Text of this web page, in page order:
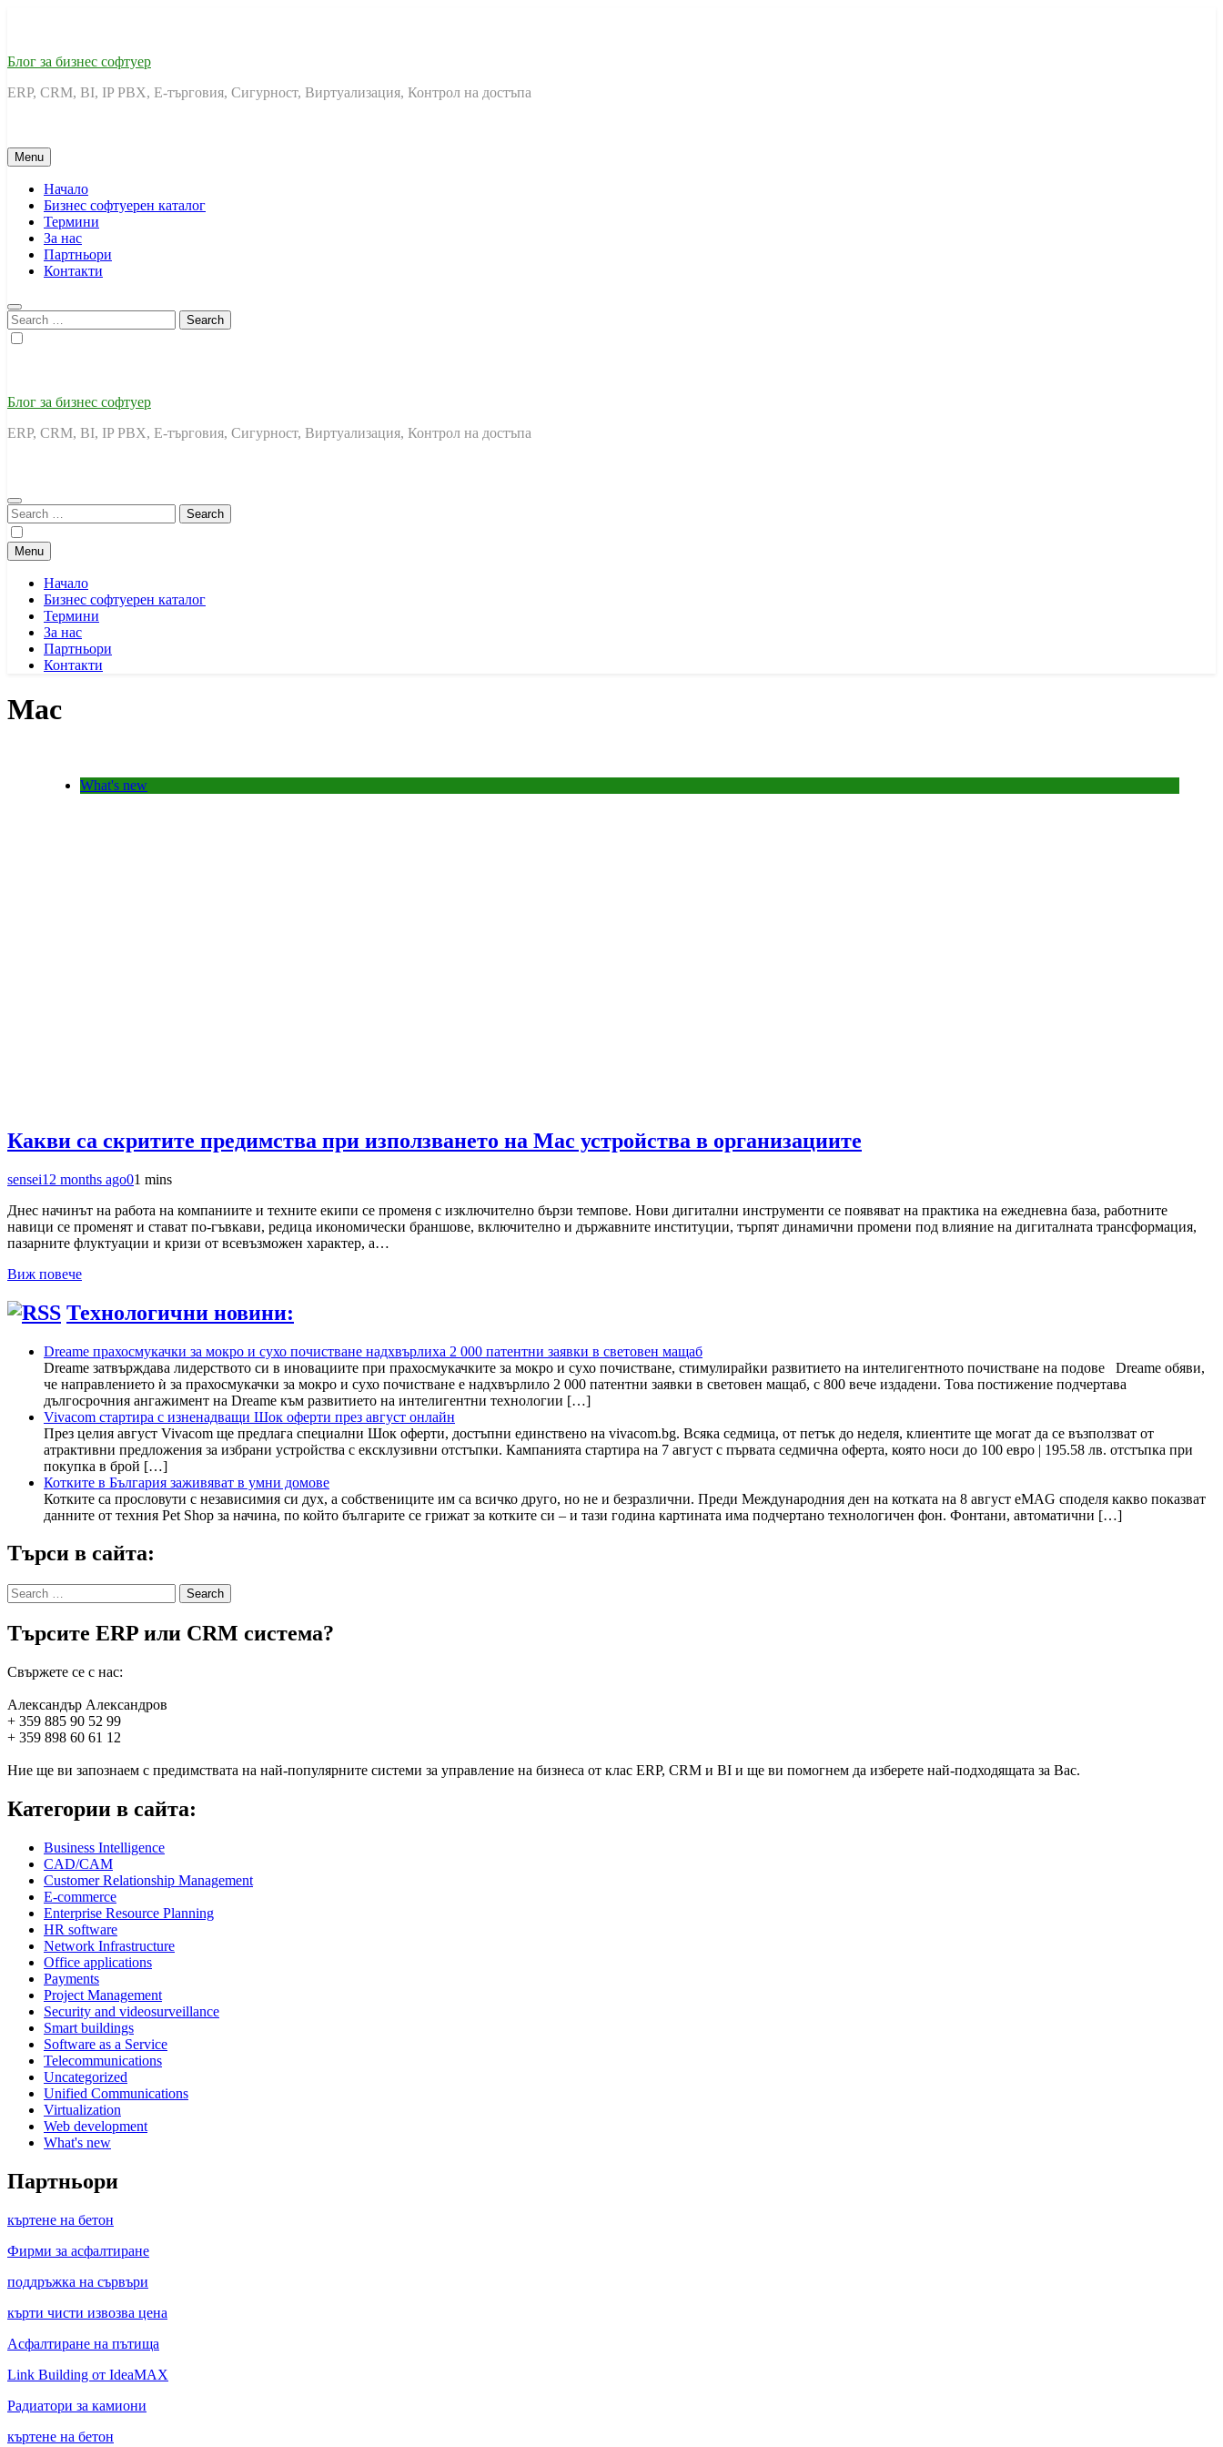
Блог за бизнес софтуер
ERP, CRM, BI, IP PBX, Е-търговия, Сигурност, Виртуализация, Контрол на достъпа
Menu
Начало
Бизнес софтуерен каталог
Термини
За нас
Партньори
Контакти
Search
for:
Блог за бизнес софтуер
ERP, CRM, BI, IP PBX, Е-търговия, Сигурност, Виртуализация, Контрол на достъпа
Search
for:
Menu
Начало
Бизнес софтуерен каталог
Термини
За нас
Партньори
Контакти
Mac
What's new
Какви са скритите предимства при използването на Mac устройства в организациите
sensei12 months ago01 mins
Днес начинът на работа на компаниите и техните екипи се променя с изключително бързи темпове. Нови дигитални инструменти се появяват на практика на ежедневна база, работните
навици се променят и стават по-гъвкави, редица икономически браншове, включително и държавните институции, търпят динамични промени под влияние на дигиталната трансформация,
пазарните флуктуации и кризи от всевъзможен характер, а…
Виж повече
Технологични новини:
Dreame прахосмукачки за мокро и сухо почистване надхвърлиха 2 000 патентни заявки в световен мащаб
Dreame затвърждава лидерството си в иновациите при прахосмукачките за мокро и сухо почистване, стимулирайки развитието на интелигентното почистване на подове Dreame обяви,
че направлението ѝ за прахосмукачки за мокро и сухо почистване е надхвърлило 2 000 патентни заявки в световен мащаб, с 800 вече издадени. Това постижение подчертава
дългосрочния ангажимент на Dreame към развитието на интелигентни технологии […]
Vivacom стартира с изненадващи Шок оферти през август онлайн
През целия август Vivacom ще предлага специални Шок оферти, достъпни единствено на vivacom.bg. Всяка седмица, от петък до неделя, клиентите ще могат да се възползват от
атрактивни предложения за избрани устройства с ексклузивни отстъпки. Кампанията стартира на 7 август с първата седмична оферта, която носи до 100 евро | 195.58 лв. отстъпка при
покупка в брой […]
Котките в България заживяват в умни домове
Котките са прословути с независимия си дух, а собствениците им са всичко друго, но не и безразлични. Преди Международния ден на котката на 8 август eMAG споделя какво показват
данните от техния Pet Shop за начина, по който българите се грижат за котките си – и тази година картината има подчертано технологичен фон. Фонтани, автоматични […]
Търси в сайта:
Search
for:
Търсите ERP или CRM система?
Свържете се с нас:
Александър Александров
+ 359 885 90 52 99
+ 359 898 60 61 12
Ние ще ви запознаем с предимствата на най-популярните системи за управление на бизнеса от клас ERP, CRM и BI и ще ви помогнем да изберете най-подходящата за Вас.
Категории в сайта:
Business Intelligence
CAD/CAM
Customer Relationship Management
E-commerce
Enterprise Resource Planning
HR software
Network Infrastructure
Office applications
Payments
Project Management
Security and videosurveillance
Smart buildings
Software as a Service
Telecommunications
Uncategorized
Unified Communications
Virtualization
Web development
What's new
Партньори
къртене на бетон
Фирми за асфалтиране
поддръжка на сървъри
кърти чисти извозва цена
Асфалтиране на пътища
Link Building от IdeaMAX
Радиатори за камиони
къртене на бетон